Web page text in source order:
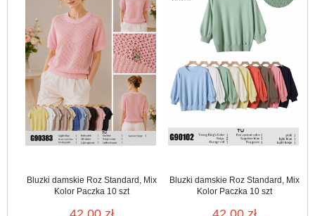
Bluzki damskie Roz Standard, Mix
Kolor Paczka 10 szt
Bluzki damskie Roz Standard, Mix
Kolor Paczka 10 szt